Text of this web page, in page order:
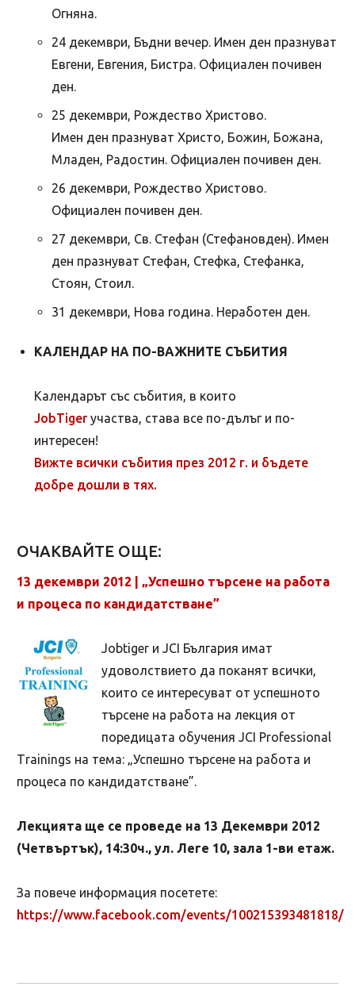
Огняна.
24 декември, Бъдни вечер. Имен ден празнуват
Евгени, Евгения, Бистра. Официален почивен
ден.
25 декември, Рождество Христово.
Имен ден празнуват Христо, Божин, Божана,
Младен, Радостин. Официален почивен ден.
26 декември, Рождество Христово.
Официален почивен ден.
27 декември, Св. Стефан (Стефановден). Имен
ден празнуват Стефан, Стефка, Стефанка,
Стоян, Стоил.
31 декември, Нова година. Неработен ден.
КАЛЕНДАР НА ПО-ВАЖНИТЕ СЪБИТИЯ
Календарът със събития, в които
JobTiger участва, става все по-дълъг и по-
интересен!
Вижте всички събития през 2012 г. и бъдете
добре дошли в тях.
ОЧАКВАЙТЕ ОЩЕ:
13 декември 2012 | „Успешно търсене на работа
и процеса по кандидатстване”
Jobtiger и JCI България имат
удоволствието да поканят всички,
които се интересуват от успешното
търсене на работа на лекция от
поредицата обучения JCI Professional
Тrainings на тема: „Успешно търсене на работа и
процеса по кандидатстване”.
Лекцията ще се проведе на 13 Декември 2012
(Четвъртък), 14:30ч., ул. Леге 10, зала 1-ви етаж.
За повече информация посетете:
https://www.facebook.com/events/100215393481818/